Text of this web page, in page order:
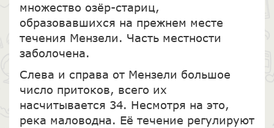
множество озёр-стариц,
образовавшихся на прежнем месте
течения Мензели. Часть местности
заболочена.
Слева и справа от Мензели большое
число притоков, всего их
насчитывается 34. Несмотря на это,
река маловодна. Её течение регулируют